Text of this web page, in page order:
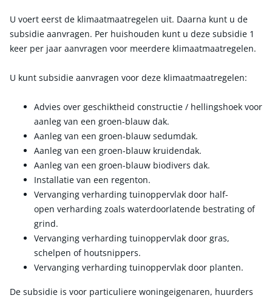
U voert eerst de klimaatmaatregelen uit. Daarna kunt u de
subsidie aanvragen. Per huishouden kunt u deze subsidie 1
keer per jaar aanvragen voor meerdere klimaatmaatregelen.
U kunt subsidie aanvragen voor deze klimaatmaatregelen:
Advies over geschiktheid constructie / hellingshoek voor
aanleg van een groen-blauw dak.
Aanleg van een groen-blauw sedumdak.
Aanleg van een groen-blauw kruidendak.
Aanleg van een groen-blauw biodivers dak.
Installatie van een regenton.
Vervanging verharding tuinoppervlak door half-
open verharding zoals waterdoorlatende bestrating of
grind.
Vervanging verharding tuinoppervlak door gras,
schelpen of houtsnippers.
Vervanging verharding tuinoppervlak door planten.
De subsidie is voor particuliere woningeigenaren, huurders